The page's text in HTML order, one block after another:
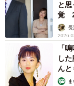
と
覚 2
す【
長
「
し
んと